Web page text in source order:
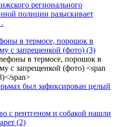
регионального
полиции разыскивает
в термосе, порошок в
с запрещенкой (фото) (3)
был зафиксирован целый
с рентгеном и собакой нашли
(2)